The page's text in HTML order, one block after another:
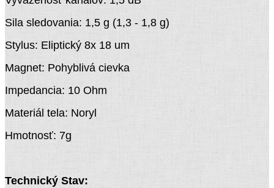
Sila sledovania: 1,5 g (1,3 - 1,8 g)
Stylus: Eliptický 8x 18 um
Magnet: Pohyblivá cievka
Impedancia: 10 Ohm
Materiál tela: Noryl
Hmotnosť: 7g
Technický Stav: